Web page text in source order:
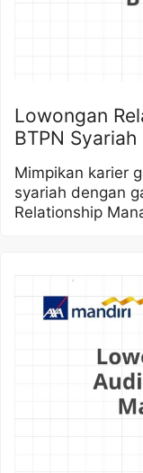
Lowongan
BTPN
Mimpikan karier
syariah dengan
Relationship